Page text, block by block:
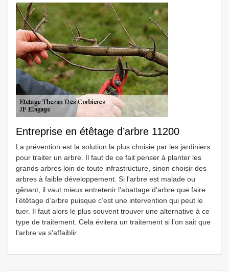
Entreprise en étêtage d’arbre 11200
La prévention est la solution la plus choisie par les jardiniers
pour traiter un arbre. Il faut de ce fait penser à planter les
grands arbres loin de toute infrastructure, sinon choisir des
arbres à faible développement. Si l'arbre est malade ou
gênant, il vaut mieux entretenir l’abattage d’arbre que faire
l’étêtage d’arbre puisque c’est une intervention qui peut le
tuer. Il faut alors le plus souvent trouver une alternative à ce
type de traitement. Cela évitera un traitement si l’on sait que
l’arbre va s’affaiblir.